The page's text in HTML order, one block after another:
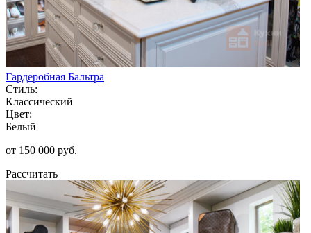
Гардеробная Бальтра
Стиль:
Классический
Цвет:
Белый
от 150 000 руб.
Рассчитать